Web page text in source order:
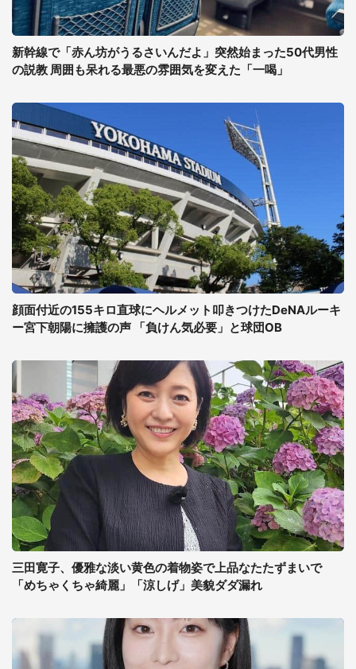
新幹線で「赤ん坊がうるさいんだよ」突然始まった50代男性
の説教 周囲も呆れる最悪の雰囲気を変えた「一喝」
顔面付近の155キロ直球にヘルメット叩きつけたDeNAルーキ
ー宮下朝陽に擁護の声 「負けん気必要」と球団OB
三田寛子、優雅な淡い黄色の着物姿で上品なたたずまいで
「めちゃくちゃ綺麗」「涼しげ」美貌ダダ漏れ